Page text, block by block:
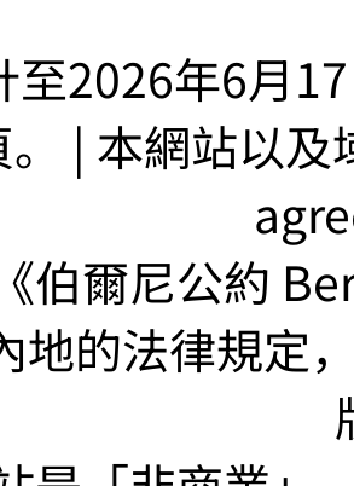
至2026年6月
。 | 本網站以
伯爾尼公約
地的法律規定